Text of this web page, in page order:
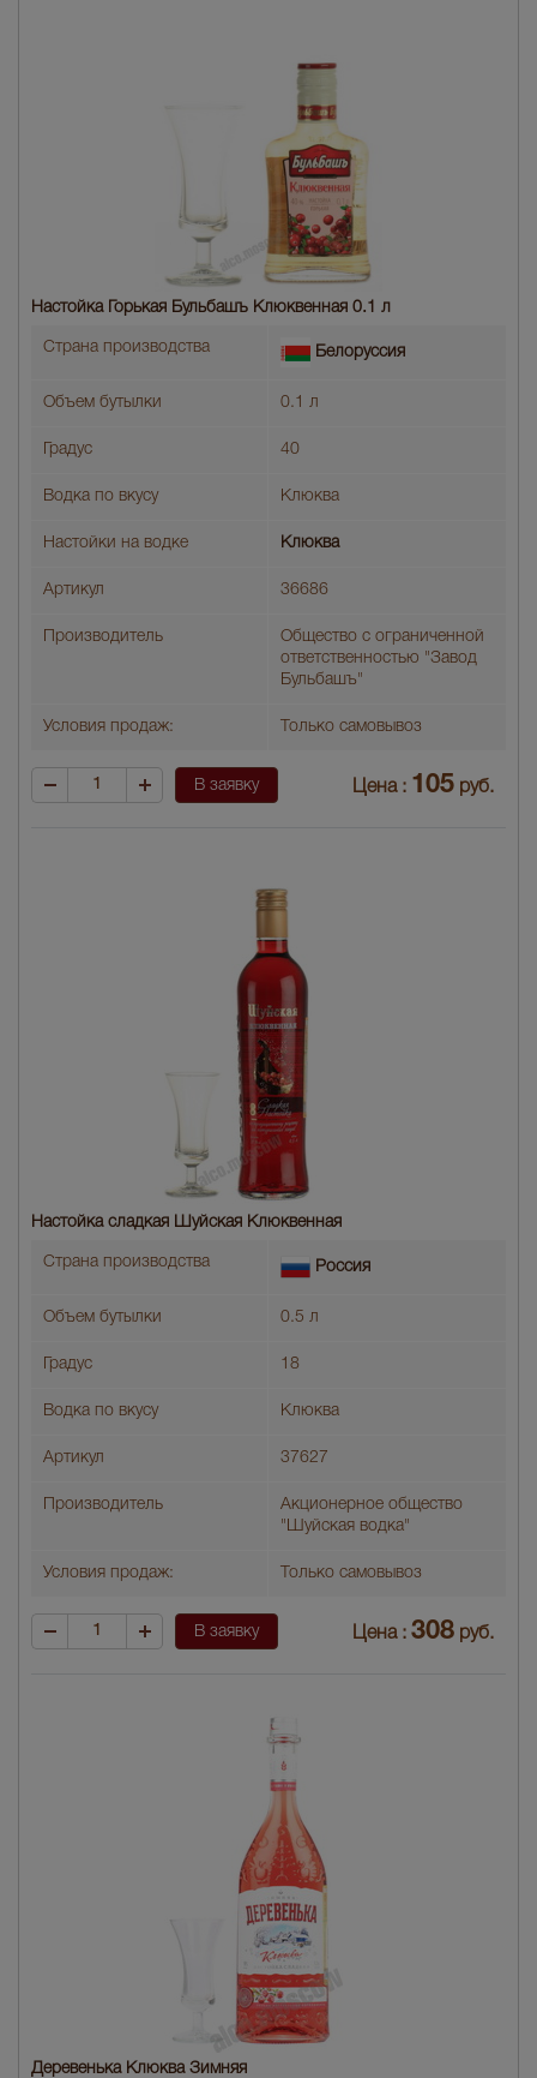
Настойка Горькая Бульбашъ Клюквенная 0.1 л
Страна производства Белоруссия
Объем бутылки 0.1 л
Градус 40
Водка по вкусу Клюква
Настойки на водке Клюква
Артикул 36686
Производитель
Общество с ограниченной
ответственностью "Завод
Бульбашъ"
Условия продаж: Только самовывоз
В заявку Цена : 105 руб.
Настойка сладкая Шуйская Клюквенная
Страна производства Россия
Объем бутылки 0.5 л
Градус 18
Водка по вкусу Клюква
Артикул 37627
Производитель
Акционерное общество
"Шуйская водка"
Условия продаж: Только самовывоз
В заявку Цена : 308 руб.
Деревенька Клюква Зимняя